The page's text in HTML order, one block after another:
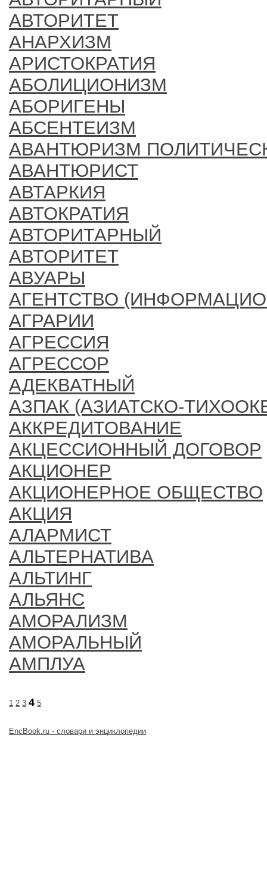
АВТОРИТЕТ
АНАРХИЗМ
АРИСТОКРАТИЯ
АБОЛИЦИОНИЗМ
АБОРИГЕНЫ
АБСЕНТЕИЗМ
АВАНТЮРИЗМ
АВАНТЮРИСТ
АВТАРКИЯ
АВТОКРАТИЯ
АВТОРИТАРНЫЙ
АВТОРИТЕТ
АВУАРЫ
АГЕНТСТВО
АГРАРИИ
АГРЕССИЯ
АГРЕССОР
АДЕКВАТНЫЙ
АЗПАК (АЗИАТСКО-
АККРЕДИТОВАНИЕ
АКЦЕССИОННЫЙ ДОГОВОР
АКЦИОНЕР
АКЦИОНЕРНОЕ ОБЩЕСТВО
АКЦИЯ
АЛАРМИСТ
АЛЬТЕРНАТИВА
АЛЬТИНГ
АЛЬЯНС
АМОРАЛИЗМ
АМОРАЛЬНЫЙ
АМПЛУА
1 2 3 4 5
EncBook.ru - словари и энциклопедии